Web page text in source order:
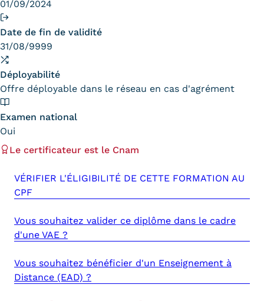
Infos entreprises
Former ses salariés
Accueillir un alternant ?
Taxe d'apprentissage
Infos enseignants
Infos partenaires
Liste des partenaires
Communication
Kits communications Cnam
01/09/2024
Date de fin de validité
31/08/9999
Déployabilité
Offre déployable dans le réseau en cas d'agrément
Examen national
Oui
Le certificateur est le Cnam
VÉRIFIER L'ÉLIGIBILITÉ DE CETTE FORMATION AU
CPF
Vous souhaitez valider ce diplôme dans le cadre
d'une VAE ?
Vous souhaitez bénéficier d'un Enseignement à
Distance (EAD) ?